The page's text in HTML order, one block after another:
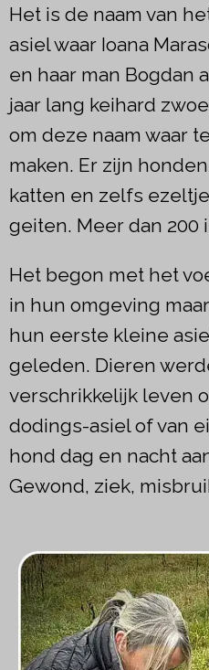
Het is de naam van
asiel waar Ioana
en haar man Bogdan
jaar lang keihard
om deze naam waar te
maken. Er zijn
katten en zelfs
geiten. Meer dan 200
Het begon met het
in hun omgeving
hun eerste kleine
geleden. Dieren
verschrikkelijk leven
dodings-asiel of van
hond dag en nacht
Gewond, ziek,